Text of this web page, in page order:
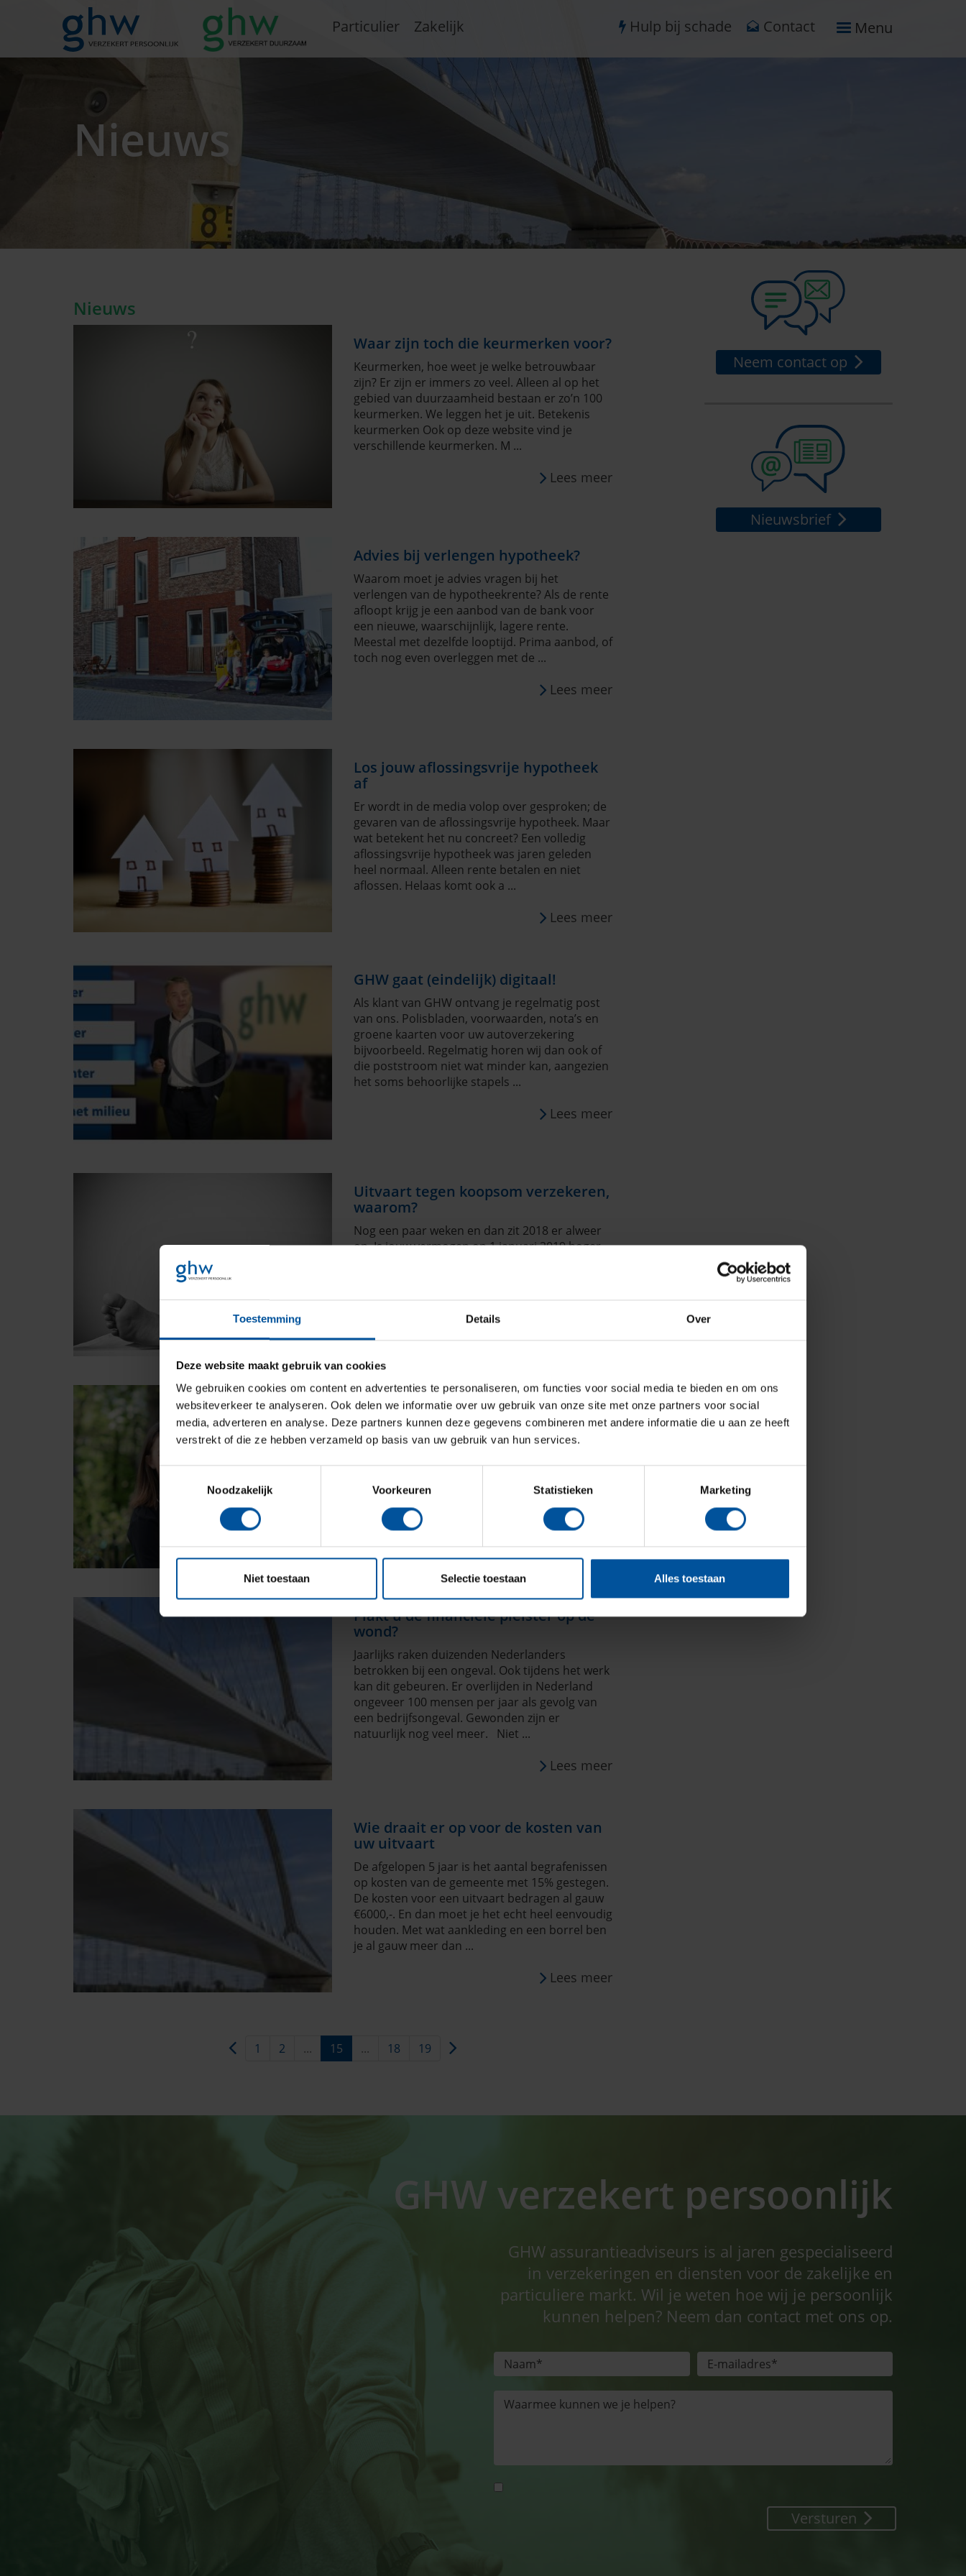
Toestemming Details Over
Deze website maakt gebruik van cookies
We gebruiken cookies om content en advertenties te personaliseren, om functies voor social media te bieden en om ons
websiteverkeer te analyseren. Ook delen we informatie over uw gebruik van onze site met onze partners voor social
media, adverteren en analyse. Deze partners kunnen deze gegevens combineren met andere informatie die u aan ze heeft
verstrekt of die ze hebben verzameld op basis van uw gebruik van hun services.
Noodzakelijk
Voorkeuren Statistieken Marketing
Niet toestaan Selectie toestaan Alles toestaan
Particulier Zakelijk Hulp bij schade Contact Menu
Nieuws
Nieuws
Waar zijn toch die keurmerken voor?
Keurmerken, hoe weet je welke betrouwbaar
zijn? Er zijn er immers zo veel. Alleen al op het
gebied van duurzaamheid bestaan er zo’n 100
keurmerken. We leggen het je uit. Betekenis
keurmerken Ook op deze website vind je
verschillende keurmerken. M ...
Lees meer
Advies bij verlengen hypotheek?
Waarom moet je advies vragen bij het
verlengen van de hypotheekrente? Als de rente
afloopt krijg je een aanbod van de bank voor
een nieuwe, waarschijnlijk, lagere rente.
Meestal met dezelfde looptijd. Prima aanbod, of
toch nog even overleggen met de ...
Lees meer
Los jouw aflossingsvrije hypotheek
af
Er wordt in de media volop over gesproken; de
gevaren van de aflossingsvrije hypotheek. Maar
wat betekent het nu concreet? Een volledig
aflossingsvrije hypotheek was jaren geleden
heel normaal. Alleen rente betalen en niet
aflossen. Helaas komt ook a ...
Lees meer
GHW gaat (eindelijk) digitaal!
Als klant van GHW ontvang je regelmatig post
van ons. Polisbladen, voorwaarden, nota’s en
groene kaarten voor uw autoverzekering
bijvoorbeeld. Regelmatig horen wij dan ook of
die poststroom niet wat minder kan, aangezien
het soms behoorlijke stapels ...
Lees meer
Uitvaart tegen koopsom verzekeren,
waarom?
Nog een paar weken en dan zit 2018 er alweer
op. Is jouw vermogen op 1 januari 2019 hoger
Lees meer
Bij GHW zitten we eigenlijk wel
prima!
GHW assurantieadviseurs bestaat dit jaar 90
hun ervaringen met GHW. Aan het woord
Boukje Haegens van Makelaar 0413. Kennen de
spelregels “90 jaar is e ...
Lees meer
Plakt u de financiële pleister op de
wond?
Jaarlijks raken duizenden Nederlanders
betrokken bij een ongeval. Ook tijdens het werk
kan dit gebeuren. Er overlijden in Nederland
ongeveer 100 mensen per jaar als gevolg van
een bedrijfsongeval. Gewonden zijn er
natuurlijk nog veel meer. Niet ...
Lees meer
Wie draait er op voor de kosten van
uw uitvaart
De afgelopen 5 jaar is het aantal begrafenissen
op kosten van de gemeente met 15% gestegen.
De kosten voor een uitvaart bedragen al gauw
€6000,-. En dan moet je het echt heel eenvoudig
houden. Met wat aankleding en een borrel ben
je al gauw meer dan ...
Lees meer
1 2 ... 15 ... 18 19
Neem contact op
Nieuwsbrief
GHW verzekert persoonlijk
GHW assurantieadviseurs is al jaren gespecialiseerd
in verzekeringen en diensten voor de zakelijke en
particuliere markt. Wil je weten hoe wij je persoonlijk
kunnen helpen? Neem dan contact met ons op.
Versturen